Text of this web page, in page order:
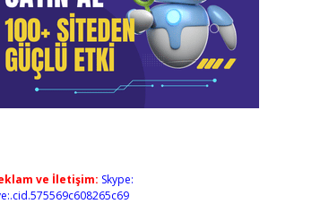
ve İletişim: Skype: